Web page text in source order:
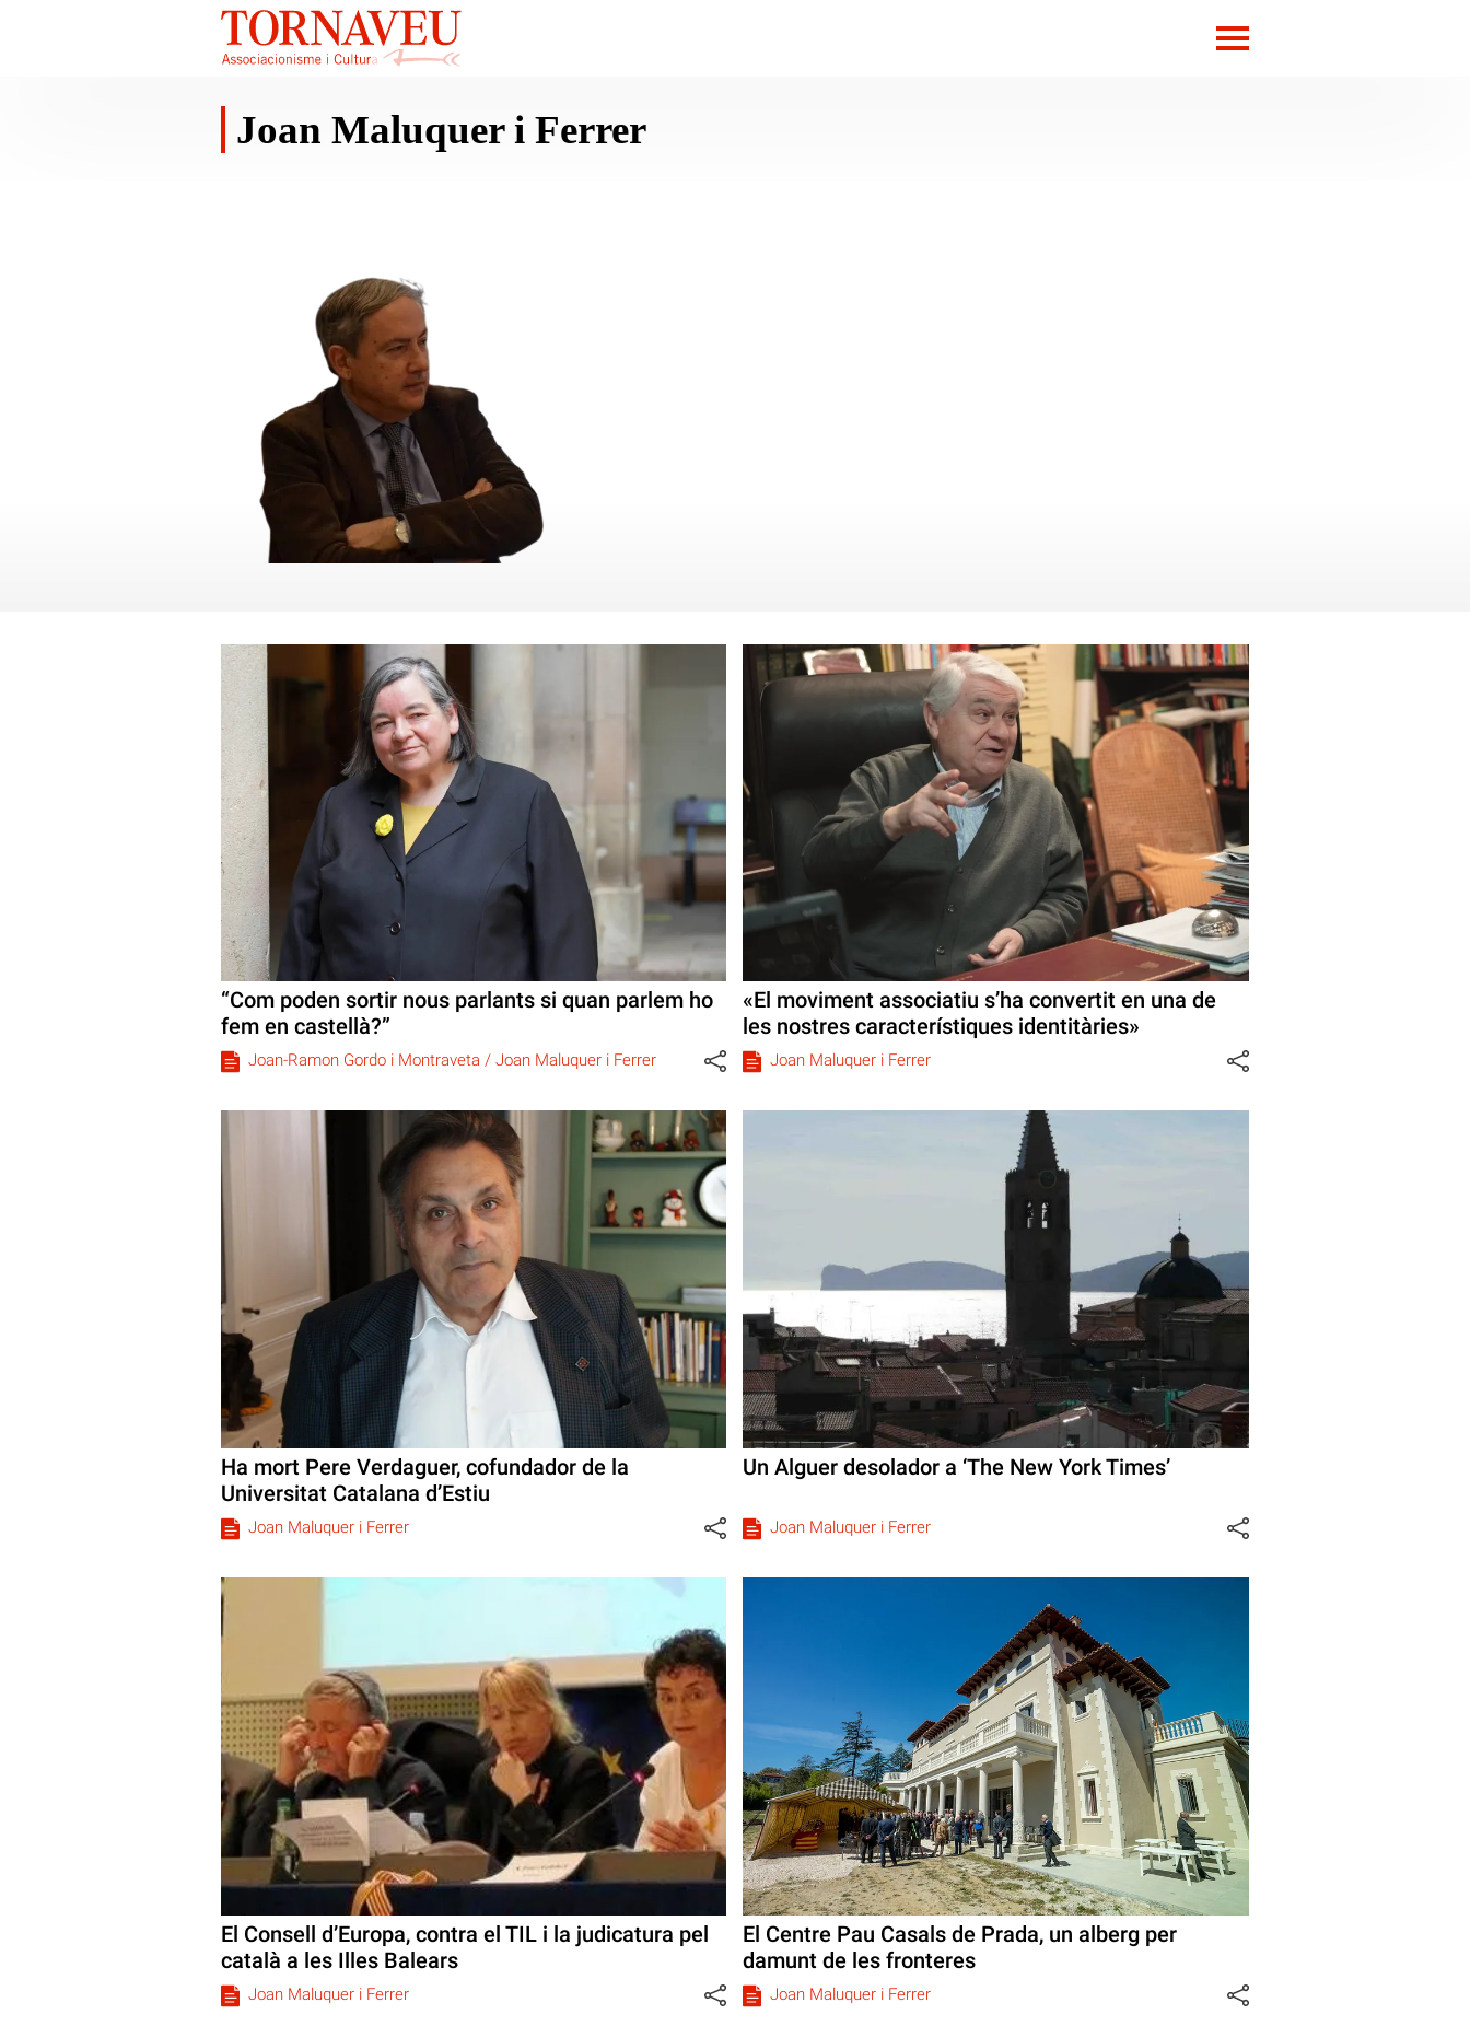
Joan Maluquer i Ferrer
“Com poden sortir nous parlants si quan parlem ho
fem en castellà?”
Joan-Ramon Gordo i Montraveta / Joan Maluquer i Ferrer
«El moviment associatiu s’ha convertit en una de
les nostres característiques identitàries»
Joan Maluquer i Ferrer
Ha mort Pere Verdaguer, cofundador de la
Universitat Catalana d’Estiu
Joan Maluquer i Ferrer
Un Alguer desolador a ‘The New York Times’
Joan Maluquer i Ferrer
El Consell d’Europa, contra el TIL i la judicatura pel
català a les Illes Balears
Joan Maluquer i Ferrer
El Centre Pau Casals de Prada, un alberg per
damunt de les fronteres
Joan Maluquer i Ferrer